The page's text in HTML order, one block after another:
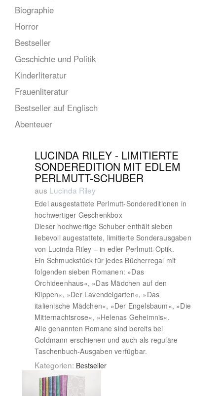
Biographie
Horror
Bestseller
Geschichte und Politik
Kinderliteratur
Frauenliteratur
Bestseller auf Englisch
Abenteuer
LUCINDA RILEY - LIMITIERTE
SONDEREDITION MIT EDLEM
PERLMUTT-SCHUBER
aus Lucinda Riley
Edel ausgestattete Perlmutt-Sondereditionen in
hochwertiger Geschenkbox
Dieser hochwertige Schuber enthält sieben
liebevoll augestattete, limitierte Sonderausgaben
von Lucinda Riley – in edler Perlmutt-Optik.
Ein Schmuckstück für jedes Bücherregal mit
folgenden sieben Romanen: »Das
Orchideenhaus«, »Das Mädchen auf den
Klippen«, »Der Lavendelgarten«, »Das
italienische Mädchen«, »Der Engelsbaum«, »Die
Mitternachtsrose«, »Helenas Geheimnis«.
Alle genannten Romane sind bereits bei
Goldmann erschienen und auch als reguläre
Taschenbuch-Ausgaben verfügbar.
Kategorien: Bestseller